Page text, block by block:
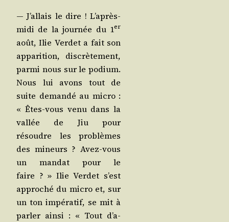
— J’al­lais le dire ! L’a­près-
midi de la jour­née du 1er
août, Ilie Ver­det a fait son
appa­ri­tion, dis­crè­te­ment,
par­mi nous sur le podium.
Nous lui avons tout de
suite deman­dé au micro :
« Êtes-vous venu dans la
val­lée de Jiu pour
résoudre les pro­blèmes
des mineurs ? Avez-vous
un man­dat pour le
faire ? » Ilie Ver­det s’est
appro­ché du micro et, sur
un ton impé­ra­tif, se mit à
par­ler ain­si : « Tout d’a­